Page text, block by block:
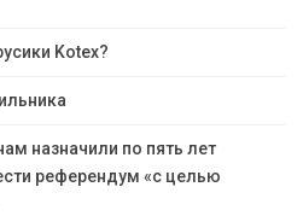
Kotex?
назначили по пять лет
референдум «с целью